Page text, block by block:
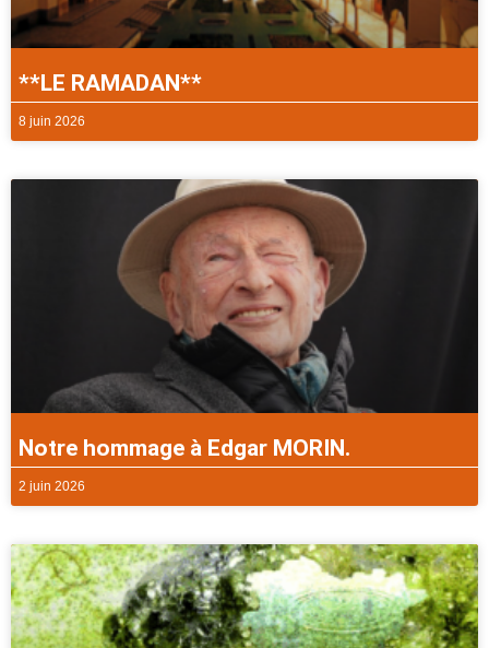
**LE RAMADAN**
8 juin 2026
Notre hommage à Edgar MORIN.
2 juin 2026